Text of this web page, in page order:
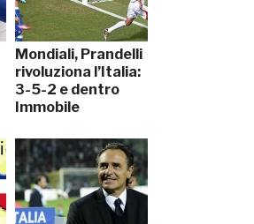
Mondiali, Prandelli
rivoluziona l’Italia:
3-5-2 e dentro
Immobile